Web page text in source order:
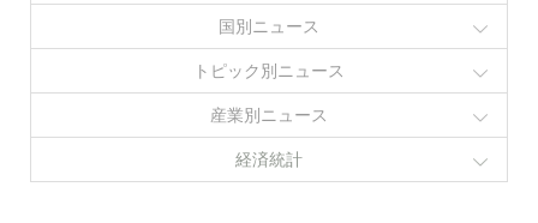
国別ニュース
トピック別ニュース
産業別ニュース
経済統計